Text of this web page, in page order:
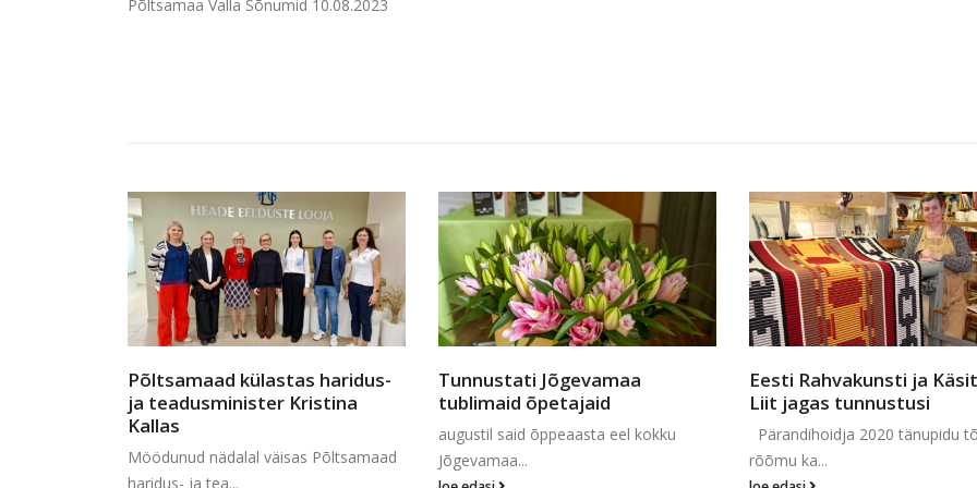
Põltsamaa Valla Sõnumid 10.08.2023
Tunnustati Jõgevamaa
tublimaid õpetajaid
augustil said õppeaasta eel kokku
Jõgevamaa...
Eesti Rahvakunsti ja Käsitöö
Liit jagas tunnustusi
Pärandihoidja 2020 tänupidu tõi
rõõmu ka...
18. juuni kuulutused
Kuulutuste väljavõte meie
PDF formaadi...
loe edasi